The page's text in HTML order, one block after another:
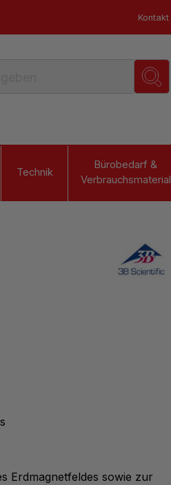
Kontakt
Technik
Bürobedarf &
Verbrauchsmaterial
Erdmagnetfeldes sowie zur